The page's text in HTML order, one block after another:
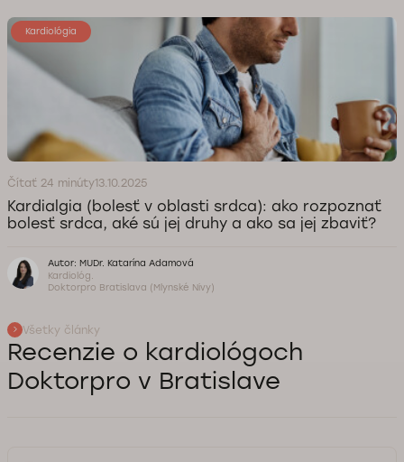
Kardiológia
Čítať 24 minúty13.10.2025
Kardialgia (bolesť v oblasti srdca): ako rozpoznať
bolesť srdca, aké sú jej druhy a ako sa jej zbaviť?
Autor: MUDr. Katarína Adamová
Kardiológ.
Doktorpro Bratislava (Mlynské Nivy)
Všetky články
Recenzie o kardiológoch
Doktorpro v Bratislave